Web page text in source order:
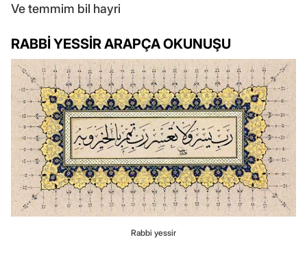
Ve temmim bil hayri
RABBİ YESSİR ARAPÇA OKUNUŞU
Rabbi yessir